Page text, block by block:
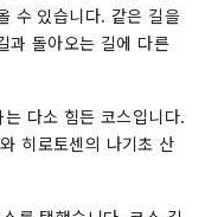
수 있습니다. 같은 길을
과 돌아오는 길에 다른
다소 힘든 코스입니다.
히로토센의 나기초 산